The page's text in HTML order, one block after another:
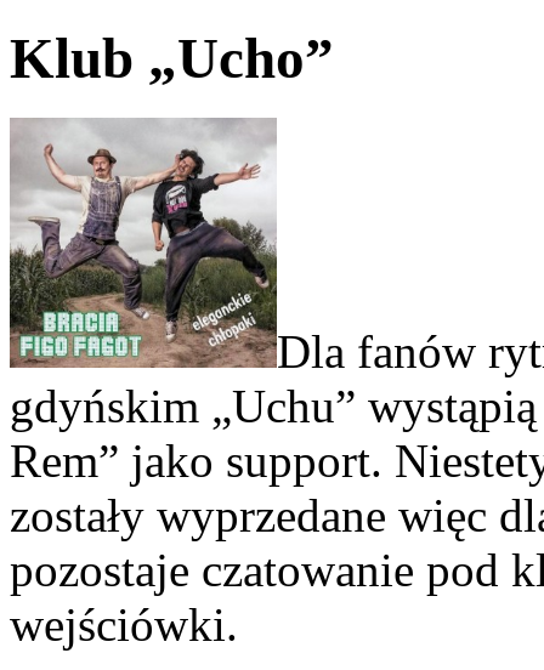
Klub „Ucho”
Dla fanów
gdyńskim „Uchu” wystąpią
Rem” jako support.
zostały wyprzedane więc
pozostaje czatowanie pod
wejściówki.